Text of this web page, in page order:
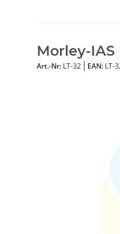
Morley-
Art.-Nr: LT-32 EAN: LT-